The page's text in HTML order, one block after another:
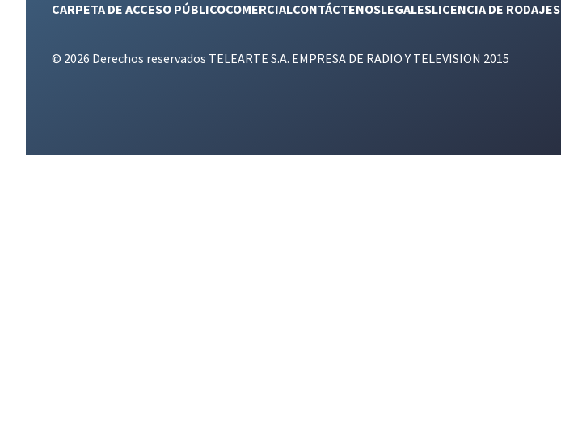
CARPETA DE ACCESO PÚBLICOCOMERCIALCONTÁCTENOSLEGALESLICENCIA DE RODAJES
© 2026 Derechos reservados TELEARTE S.A. EMPRESA DE RADIO Y TELEVISION 2015